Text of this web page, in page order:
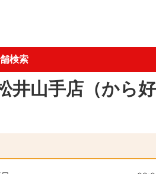
検索
井山手店（から好